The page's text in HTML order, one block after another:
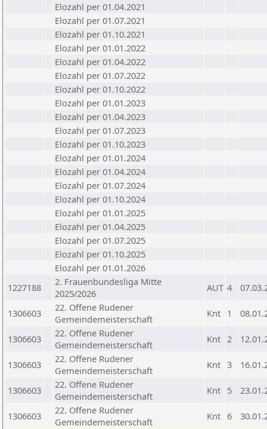
Elozahl per 01.04.2021
Elozahl per 01.07.2021
Elozahl per 01.10.2021
Elozahl per 01.01.2022
Elozahl per 01.04.2022
Elozahl per 01.07.2022
Elozahl per 01.10.2022
Elozahl per 01.01.2023
Elozahl per 01.04.2023
Elozahl per 01.07.2023
Elozahl per 01.10.2023
Elozahl per 01.01.2024
Elozahl per 01.04.2024
Elozahl per 01.07.2024
Elozahl per 01.10.2024
Elozahl per 01.01.2025
Elozahl per 01.04.2025
Elozahl per 01.07.2025
Elozahl per 01.10.2025
Elozahl per 01.01.2026
1227188
2. Frauenbundesliga Mitte
2025/2026
AUT 4
1306603
22. Offene Rudener
Gemeindemeisterschaft
Knt 1
1306603
22. Offene Rudener
Gemeindemeisterschaft
Knt 2
1306603
22. Offene Rudener
Gemeindemeisterschaft
Knt 3
1306603
22. Offene Rudener
Gemeindemeisterschaft
Knt 5
1306603
22. Offene Rudener
Gemeindemeisterschaft
Knt 6